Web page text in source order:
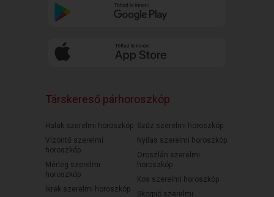
Társkereső párhoroszkóp
Halak szerelmi horoszkóp
Vízöntő szerelmi
horoszkóp
Mérleg szerelmi
horoszkóp
Ikrek szerelmi horoszkóp
Szűz szerelmi horoszkóp
Nyilas szerelmi horoszkóp
Oroszlán szerelmi
horoszkóp
Kos szerelmi horoszkóp
Skorpió szerelmi